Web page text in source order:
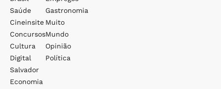
Saúde
Cineinsite
Concursos
Cultura
Digital
Salvador
Economia
Gastronomia
Muito
Mundo
Opinião
Política